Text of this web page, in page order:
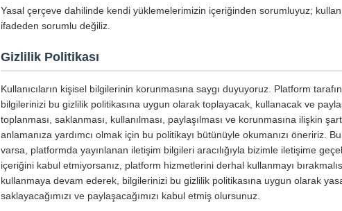
Yasal çerçeve dahilinde kendi yüklemelerimizin içeriğinden sorumluyuz;
ifadeden sorumlu değiliz.
Gizlilik Politikası
Kullanıcıların kişisel bilgilerinin korunmasına saygı duyuyoruz. Platform
bilgilerinizi bu gizlilik politikasına uygun olarak toplayacak, kullanacak ve
toplanması, saklanması, kullanılması, paylaşılması ve korunmasına ilişkin
anlamanıza yardımcı olmak için bu politikayı bütünüyle okumanızı öneririz.
varsa, platformda yayınlanan iletişim bilgileri aracılığıyla bizimle iletişime
içeriğini kabul etmiyorsanız, platform hizmetlerini derhal kullanmayı
kullanmaya devam ederek, bilgilerinizi bu gizlilik politikasına uygun olarak
saklayacağımızı ve paylaşacağımızı kabul etmiş olursunuz.